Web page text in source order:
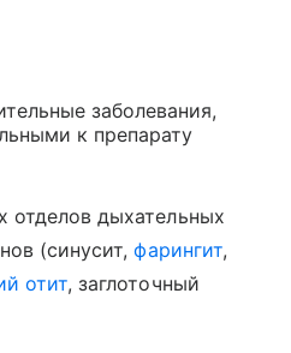
заболевания,
к препарату
отделов дыхательных
(синусит,фарингит,
отит, заглоточный